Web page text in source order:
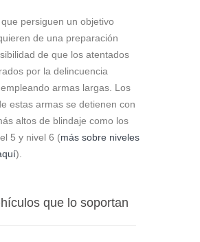
persiguen un objetivo
de una preparación
de que los atentados
por la delincuencia
armas largas. Los
estas armas se detienen con
altos de blindaje como los
5 y nivel 6 (más sobre niveles
).
que lo soportan